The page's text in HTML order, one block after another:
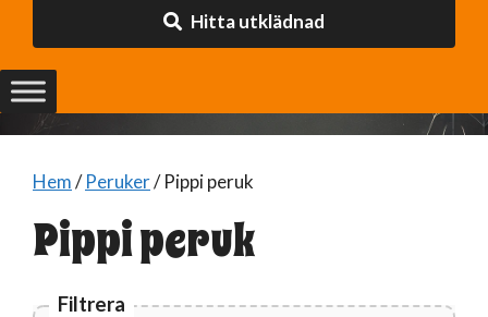
Hitta utklädnad
Hem/Peruker/ Pippi peruk
Pippi peruk
Filtrera